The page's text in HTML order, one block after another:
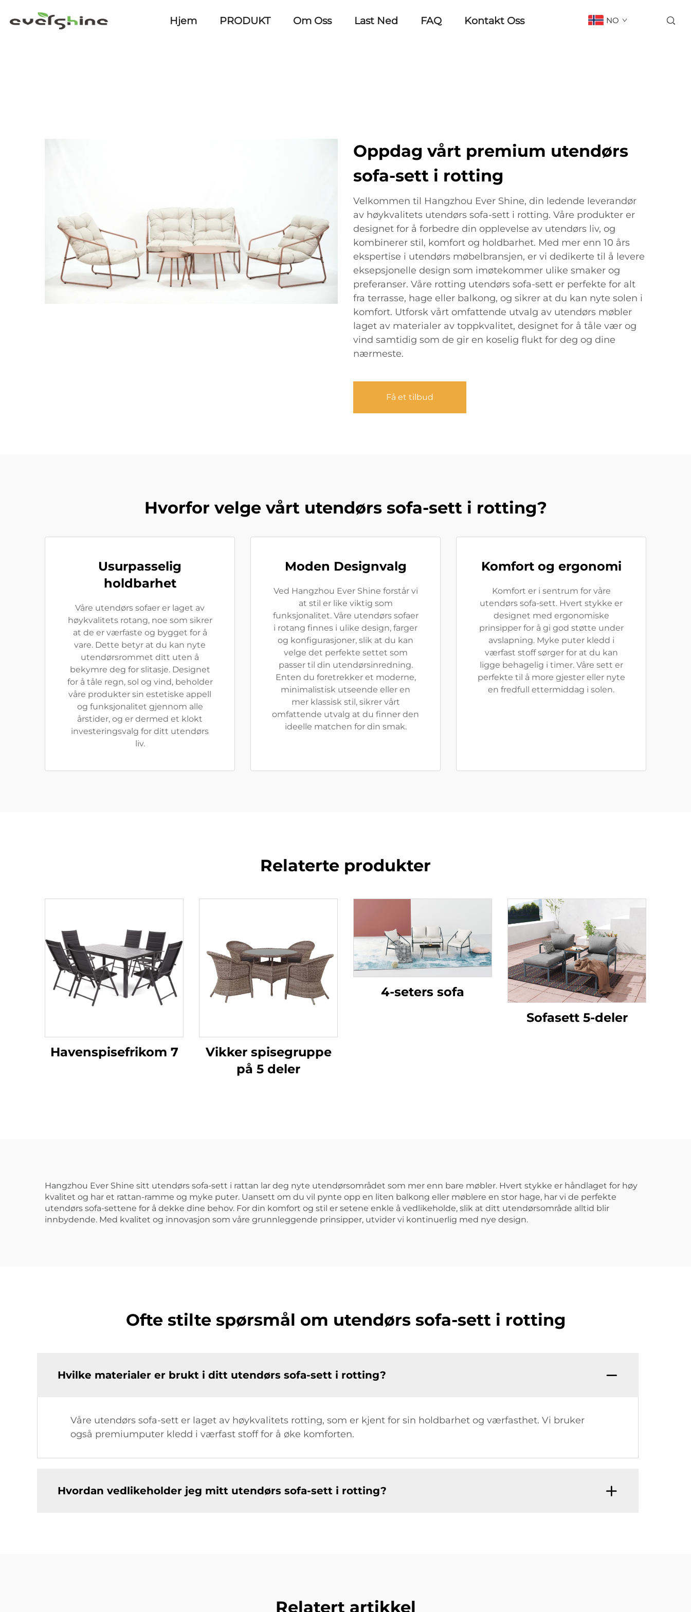
Hjem PRODUKT Om Oss Last Ned FAQ Kontakt Oss NO
Oppdag vårt premium utendørs
sofa-sett i rotting
Velkommen til Hangzhou Ever Shine, din ledende leverandør
av høykvalitets utendørs sofa-sett i rotting. Våre produkter er
designet for å forbedre din opplevelse av utendørs liv, og
kombinerer stil, komfort og holdbarhet. Med mer enn 10 års
ekspertise i utendørs møbelbransjen, er vi dedikerte til å levere
eksepsjonelle design som imøtekommer ulike smaker og
preferanser. Våre rotting utendørs sofa-sett er perfekte for alt
fra terrasse, hage eller balkong, og sikrer at du kan nyte solen i
komfort. Utforsk vårt omfattende utvalg av utendørs møbler
laget av materialer av toppkvalitet, designet for å tåle vær og
vind samtidig som de gir en koselig flukt for deg og dine
nærmeste.
Få et tilbud
Hvorfor velge vårt utendørs sofa-sett i rotting?
Usurpasselig
holdbarhet
Våre utendørs sofaer er laget av
høykvalitets rotang, noe som sikrer
at de er værfaste og bygget for å
vare. Dette betyr at du kan nyte
utendørsrommet ditt uten å
bekymre deg for slitasje. Designet
for å tåle regn, sol og vind, beholder
våre produkter sin estetiske appell
og funksjonalitet gjennom alle
årstider, og er dermed et klokt
investeringsvalg for ditt utendørs
liv.
Moden Designvalg
Ved Hangzhou Ever Shine forstår vi
at stil er like viktig som
funksjonalitet. Våre utendørs sofaer
i rotang finnes i ulike design, farger
og konfigurasjoner, slik at du kan
velge det perfekte settet som
passer til din utendørsinredning.
Enten du foretrekker et moderne,
minimalistisk utseende eller en
mer klassisk stil, sikrer vårt
omfattende utvalg at du finner den
ideelle matchen for din smak.
Komfort og ergonomi
Komfort er i sentrum for våre
utendørs sofa-sett. Hvert stykke er
designet med ergonomiske
prinsipper for å gi god støtte under
avslapning. Myke puter kledd i
værfast stoff sørger for at du kan
ligge behagelig i timer. Våre sett er
perfekte til å more gjester eller nyte
en fredfull ettermiddag i solen.
Relaterte produkter
Havenspisefrikom 7
Vikker spisegruppe
på 5 deler
4-seters sofa
Sofasett 5-deler
Hangzhou Ever Shine sitt utendørs sofa-sett i rattan lar deg nyte utendørsområdet som mer enn bare møbler. Hvert stykke er håndlaget for høy
kvalitet og har et rattan-ramme og myke puter. Uansett om du vil pynte opp en liten balkong eller møblere en stor hage, har vi de perfekte
utendørs sofa-settene for å dekke dine behov. For din komfort og stil er setene enkle å vedlikeholde, slik at ditt utendørsområde alltid blir
innbydende. Med kvalitet og innovasjon som våre grunnleggende prinsipper, utvider vi kontinuerlig med nye design.
Ofte stilte spørsmål om utendørs sofa-sett i rotting
Hvilke materialer er brukt i ditt utendørs sofa-sett i rotting?
Våre utendørs sofa-sett er laget av høykvalitets rotting, som er kjent for sin holdbarhet og værfasthet. Vi bruker
også premiumputer kledd i værfast stoff for å øke komforten.
Hvordan vedlikeholder jeg mitt utendørs sofa-sett i rotting?
Relatert artikkel